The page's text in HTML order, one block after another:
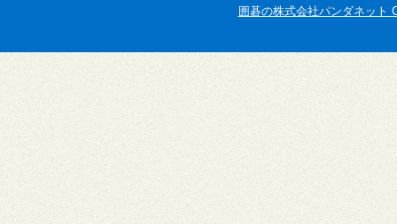
囲碁の株式会社パンダネット